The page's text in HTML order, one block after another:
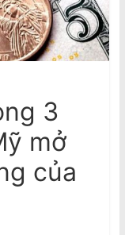
phiên tòa
Mẹo đơn giản
đột quỵ
3
mở
của